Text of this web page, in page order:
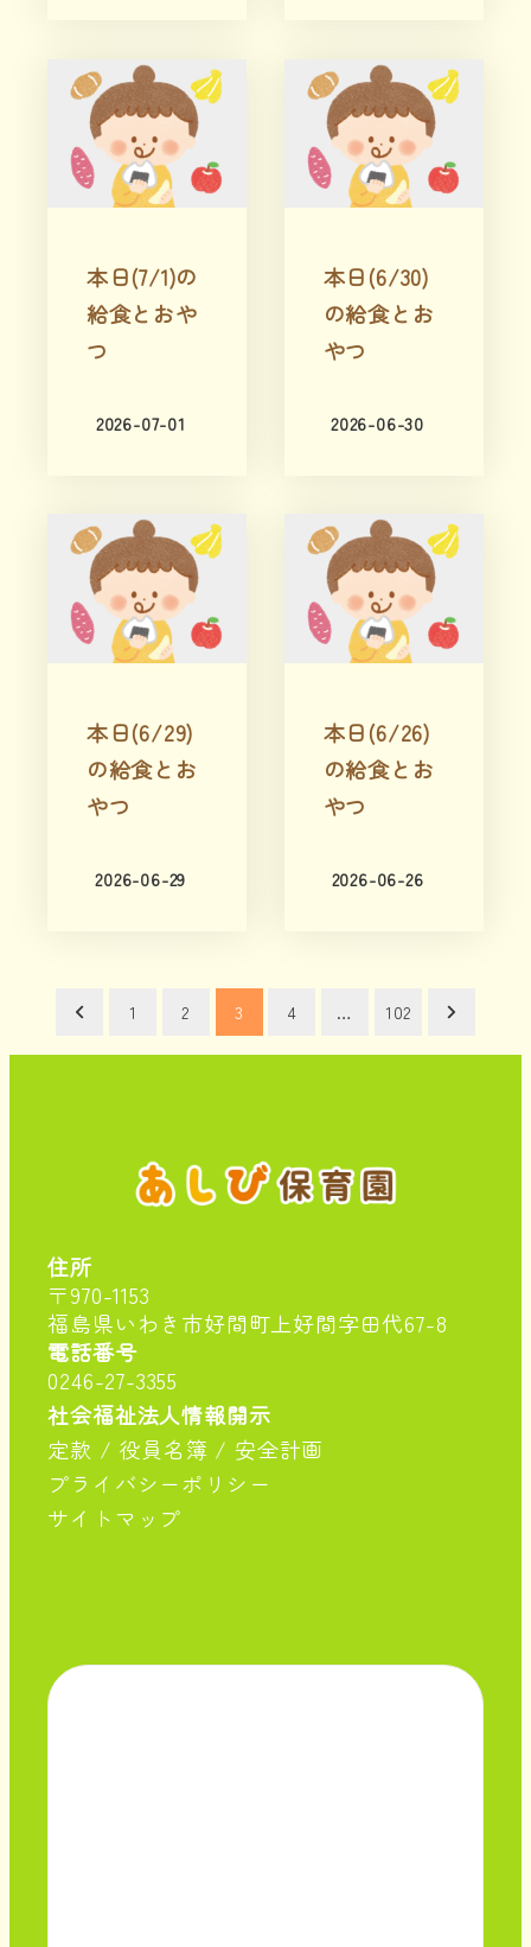
本日(7/1)の
給食とおや
つ
2026-07-01
本日(6/30)
の給食とお
やつ
2026-06-30
本日(6/29)
の給食とお
やつ
2026-06-29
本日(6/26)
の給食とお
やつ
2026-06-26
投
稿
ジ
送
り
1 2 3 4 … 102
住所
〒970-1153
福島県いわき市好間町上好間字田代67-8
電話番号
0246-27-3355
社会福祉法人情報開示
定款 / 役員名簿 /安全計画
プライバシーポリシー
サイトマップ